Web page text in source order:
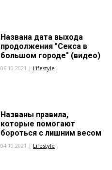
Названа дата выхода
продолжения "Секса в
большом городе" (видео)
06.10.2021 | Lifestyle
Названы правила,
которые помогают
бороться с лишним весом
04.10.2021 | Lifestyle